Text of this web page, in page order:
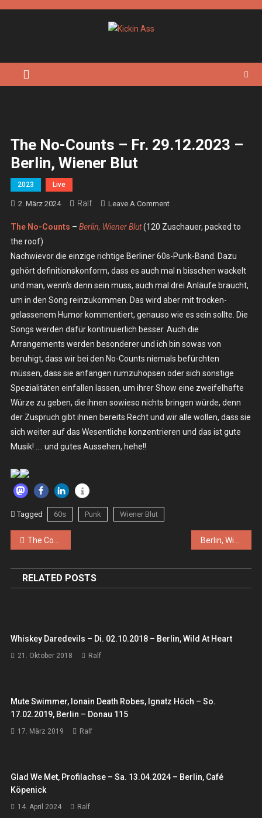
The No-Counts – Fr. 29.12.2023 –
Berlin, Wiener Blut
2023 Live
2. März 2024 Ralf Leave A CommentOn
No-
–
Fr.
29.12.2023
–
Berlin,
Wiener
The No-Counts – Berlin, Wiener Blut(120 Zuschauer, packed to
the roof)
Nachwievor die einzige richtige Berliner 60s-Punk-Band. Dazu
gehört definitionskonform, dass es auch mal n bisschen wackelt
und man, wenn’s denn sein muss, auch mal drei Anläufe braucht,
um in den Song reinzukommen. Das wird aber mit trocken-
gelassenem Humor kommentiert, genauso wie es sein sollte. Die
Songs werden dafür kontinuierlich besser. Auch die
Arrangements werden besonderer und ich bin sowas von
beruhigt, dass wir bei den No-Counts niemals befürchten
müssen, dass sie anfangen rumzuhopsen oder sich sonstige
Spezialitäten einfallen lassen, um ihrer Show eine zweifelhafte
Würze zu geben, die ihnen sowieso nichts bringen würde, denn
der Zuspruch gibt ihnen bereits Recht und wir alle wollen, dass sie
sich weiter auf das Wesentliche konzentrieren und das ist gute
Musik! …. und gutes Aussehen, hehe!!
Tagged 60s Punk Wiener Blut
Beitragsnavigation
The Courettes – Do., 22.02.2024 – Berlin, Lido
RELATED POSTS
Whiskey Daredevils – Di. 02.10.2018 – Berlin, Wild At Heart
21. Oktober 2018 Ralf
Mute Swimmer, Ionain Death Robes, Ignatz Höch – So.
17.02.2019, Berlin – Donau 115
17. März 2019 Ralf
Glad We Met, Profilachse – Sa. 13.04.2024 – Berlin, Café
Köpenick
14. April 2024 Ralf